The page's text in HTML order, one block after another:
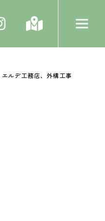
エルデ工務店、外構工事